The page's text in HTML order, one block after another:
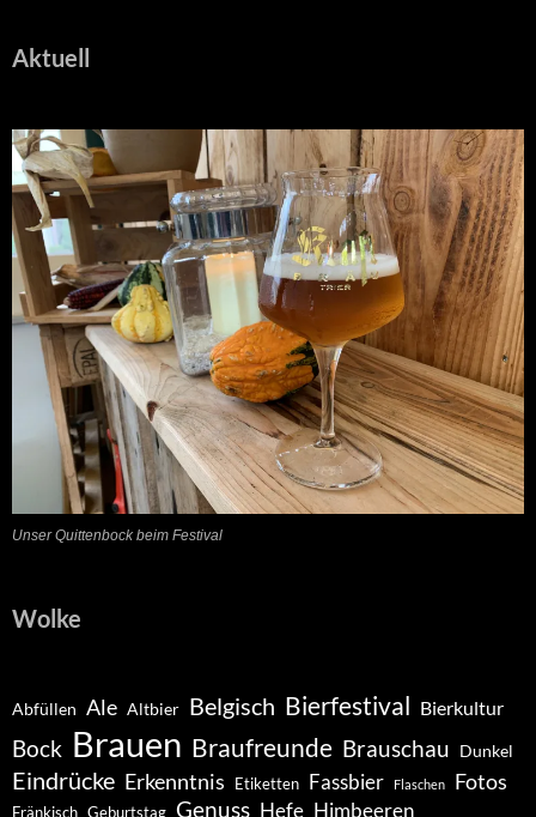
Aktuell
Unser Quittenbock beim Festival
Wolke
Abfüllen Ale Altbier Belgisch Bierfestival Bierkultur
Bock Brauen Braufreunde Brauschau Dunkel
Eindrücke Erkenntnis Etiketten Fassbier Flaschen Fotos
Fränkisch Geburtstag Genuss Hefe Himbeeren